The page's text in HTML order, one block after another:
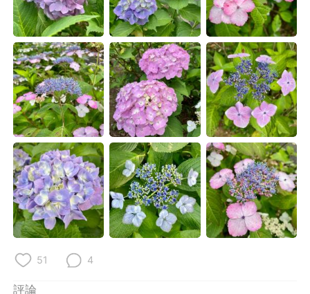
Русский ไทย
Indonesia Italiano
Türkçe Tiếng Việt
Português
51 4
評論